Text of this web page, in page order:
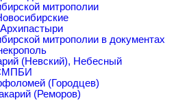
митрополии
митрополии в документах
(Невский), Небесный
(Городцев)
(Реморов)